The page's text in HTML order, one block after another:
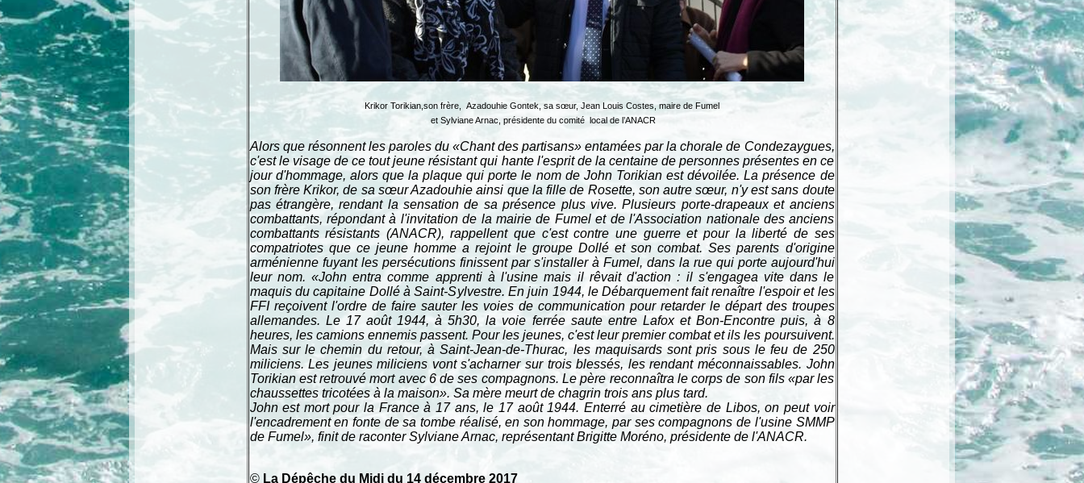
Krikor Torikian,son frère, Azadouhie Gontek, sa sœur, Jean Louis Costes, maire de Fumel
et Sylviane Arnac, présidente du comité local de l’ANACR
Alors que résonnent les paroles du «Chant des partisans» entamées par la chorale de Condezaygues,
c'est le visage de ce tout jeune résistant qui hante l'esprit de la centaine de personnes présentes en ce
jour d'hommage, alors que la plaque qui porte le nom de John Torikian est dévoilée. La présence de
son frère Krikor, de sa sœur Azadouhie ainsi que la fille de Rosette, son autre sœur, n'y est sans doute
pas étrangère, rendant la sensation de sa présence plus vive. Plusieurs porte-drapeaux et anciens
combattants, répondant à l'invitation de la mairie de Fumel et de l'Association nationale des anciens
combattants résistants (ANACR), rappellent que c'est contre une guerre et pour la liberté de ses
compatriotes que ce jeune homme a rejoint le groupe Dollé et son combat. Ses parents d'origine
arménienne fuyant les persécutions finissent par s'installer à Fumel, dans la rue qui porte aujourd'hui
leur nom. «John entra comme apprenti à l'usine mais il rêvait d'action : il s'engagea vite dans le
maquis du capitaine Dollé à Saint-Sylvestre. En juin 1944, le Débarquement fait renaître l'espoir et les
FFI reçoivent l'ordre de faire sauter les voies de communication pour retarder le départ des troupes
allemandes. Le 17 août 1944, à 5h30, la voie ferrée saute entre Lafox et Bon-Encontre puis, à 8
heures, les camions ennemis passent. Pour les jeunes, c'est leur premier combat et ils les poursuivent.
Mais sur le chemin du retour, à Saint-Jean-de-Thurac, les maquisards sont pris sous le feu de 250
miliciens. Les jeunes miliciens vont s'acharner sur trois blessés, les rendant méconnaissables. John
Torikian est retrouvé mort avec 6 de ses compagnons. Le père reconnaîtra le corps de son fils «par les
chaussettes tricotées à la maison». Sa mère meurt de chagrin trois ans plus tard.
John est mort pour la France à 17 ans, le 17 août 1944. Enterré au cimetière de Libos, on peut voir
l'encadrement en fonte de sa tombe réalisé, en son hommage, par ses compagnons de l'usine SMMP
de Fumel», finit de raconter Sylviane Arnac, représentant Brigitte Moréno, présidente de l'ANACR.
© La Dépêche du Midi du 14 décembre 2017